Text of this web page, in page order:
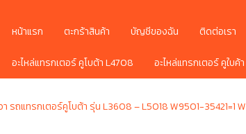
หน้าแรก ตะกร้าสินค้า บัญชีของฉัน ติดต่อเรา
อะไหล่แทรกเตอร์ คูโบต้า L4708 อะไหล่แทรกเตอร์ คูใบค้
รถแทรกเตอร์คูโบต้า รุ่น L3608 – L5018 W9501-35421=1